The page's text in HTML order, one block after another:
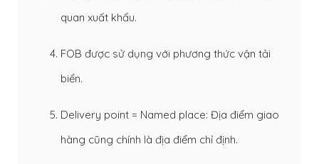
quan xuất khẩu.
FOB được sử dụng với phương thức vận tải
biển.
Delivery point = Named place: Địa điểm giao
hàng cũng chính là địa điểm chỉ định.